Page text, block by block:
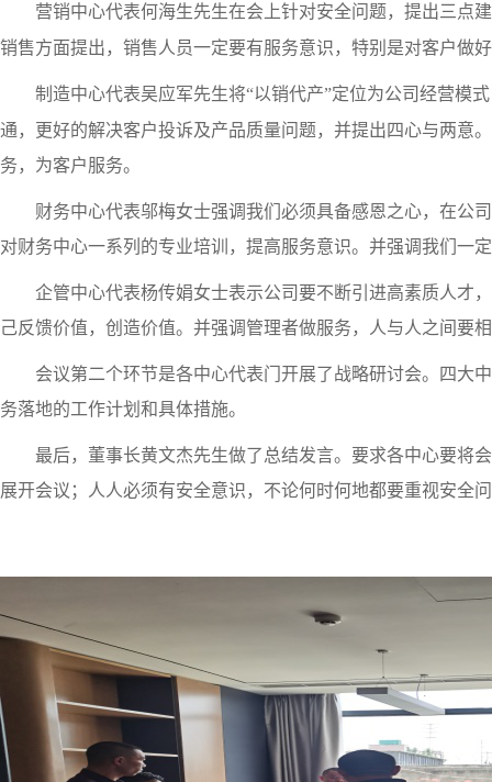
营销中心代表何海生先生在会上针对安全问题，提出三点
销售方面提出，销售人员一定要有服务意识，特别是对客户做
制造中心代表吴应军先生将“以销代产”定位为公司经营模
通，更好的解决客户投诉及产品质量问题，并提出四心与两意
务，为客户服务。
财务中心代表邬梅女士强调我们必须具备感恩之心，在公
对财务中心一系列的专业培训，提高服务意识。并强调我们一
企管中心代表杨传娟女士表示公司要不断引进高素质人才
己反馈价值，创造价值。并强调管理者做服务，人与人之间要
会议第二个环节是各中心代表门开展了战略研讨会。四大
务落地的工作计划和具体措施。
最后，董事长黄文杰先生做了总结发言。要求各中心要将
展开会议；人人必须有安全意识，不论何时何地都要重视安全